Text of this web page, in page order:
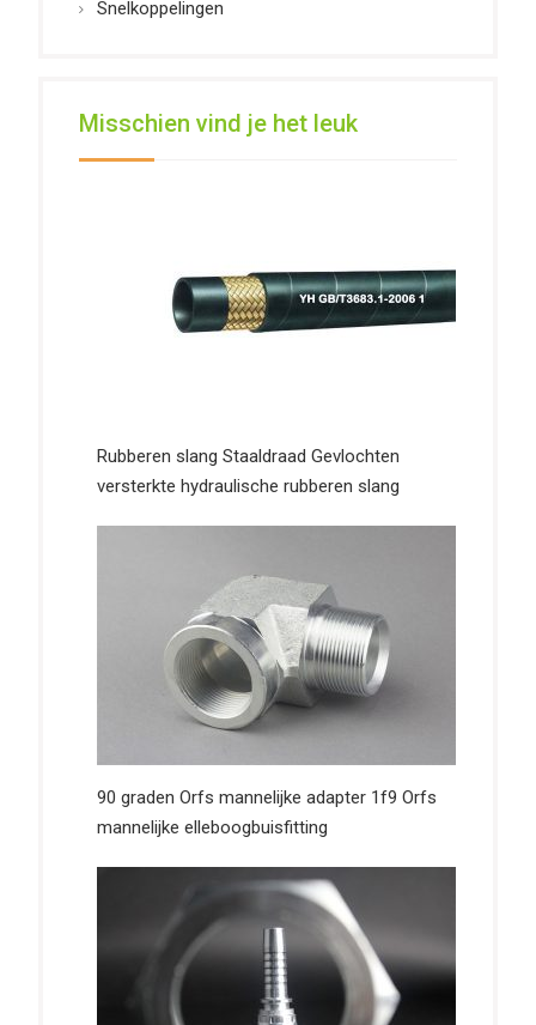
Snelkoppelingen
Misschien vind je het leuk
Rubberen slang Staaldraad Gevlochten
versterkte hydraulische rubberen slang
90 graden Orfs mannelijke adapter 1f9 Orfs
mannelijke elleboogbuisfitting